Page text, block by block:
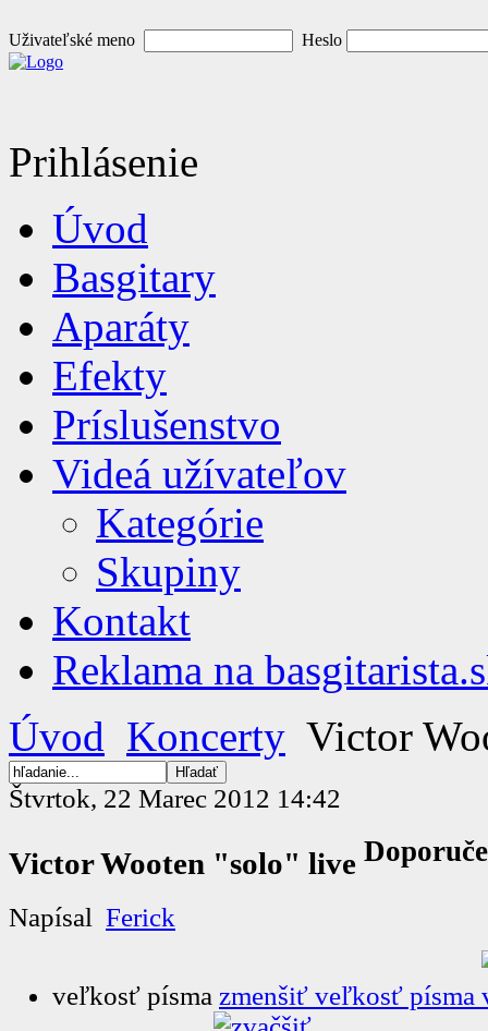
Uživateľské meno Heslo
Prihlásenie
Úvod
Basgitary
Aparáty
Efekty
Príslušenstvo
Videá užívateľov
Kategórie
Skupiny
Kontakt
Reklama na
Úvod Koncerty Victor
Štvrtok, 22 Marec 2012 14:42
Victor Wooten "solo" live
Napísal Ferick
veľkosť písma zmenšiť veľkosť písma